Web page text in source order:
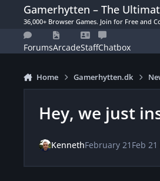
Skip to content
Gamerhytten – The
36,000+ Browser Games. Join for Free and
ForumsArcadeStaffChatbox
Home Gamerhytten.dk
Hey, we just
KennethFebruary 21 Feb 21